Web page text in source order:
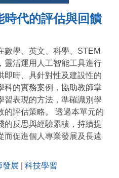
代的評估與回饋
數學、英文、科學、STEM
靈活運用人工智能工具進行
即時、具針對性及建設性的
科的實務案例，協助教師掌
習表現的方法，準確識別學
的評估策略。 透過本單元的
的反思與經驗累積，持續提
而促進個人專業發展及長遠
發展 科技學習